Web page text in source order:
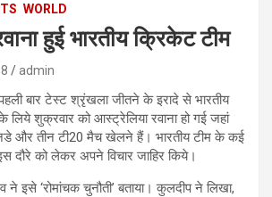
WORLD
हुई भारतीय क्रिकेट टीम
admin
बार टेस्ट श्रृंखला जीतने के इरादे से भारतीय
लिये शुक्रवार को आस्ट्रेलिया रवाना हो गई जहां
और तीन टी20 मैच खेलने हैं। भारतीय टीम के कई
दौरे को लेकर अपने विचार जाहिर किये।
ने इसे ‘रोमांचक चुनौती’ बताया। कुलदीप ने लिखा,